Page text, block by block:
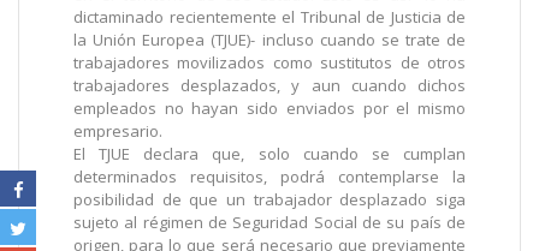
dictaminado recientemente el Tribunal de Justicia de
la Unión Europea (TJUE)- incluso cuando se trate de
trabajadores movilizados como sustitutos de otros
trabajadores desplazados, y aun cuando dichos
empleados no hayan sido enviados por el mismo
empresario.
El TJUE declara que, solo cuando se cumplan
determinados requisitos, podrá contemplarse la
posibilidad de que un trabajador desplazado siga
sujeto al régimen de Seguridad Social de su país de
origen, para lo que será necesario que previamente